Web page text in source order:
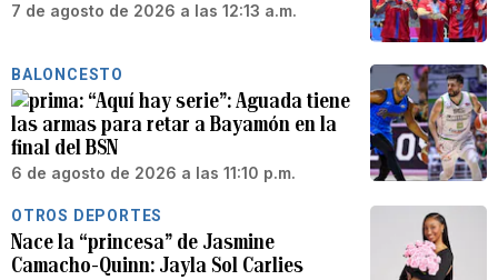
7 de agosto de 2026 a las 12:13 a.m.
BALONCESTO
“Aquí hay serie”: Aguada tiene
las armas para retar a Bayamón en la
final del BSN
6 de agosto de 2026 a las 11:10 p.m.
OTROS DEPORTES
Nace la “princesa” de Jasmine
Camacho-Quinn: Jayla Sol Carlies